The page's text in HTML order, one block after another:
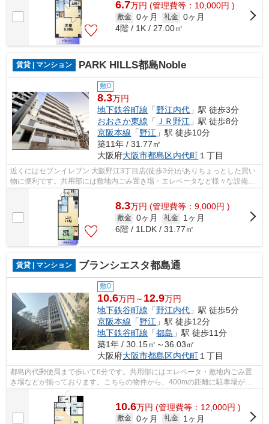
6.7万円 (管理費等：10,000円 )
敷金 0ヶ月 礼金 0ヶ月
4階 / 1K / 27.00㎡
賃貸 | マンション PARK HILLS都島Noble
敷0
8.3万円
地下鉄谷町線 「野江内代 」駅 徒歩3分
おおさか東線 「 ＪＲ野江 」駅 徒歩8分
京阪本線 「野江 」駅 徒歩10分
築11年 / 31.77㎡
大阪府大阪市都島区内代町 １丁目
近くにはセブンイレブン 大阪野江3丁目店(徒歩3分)がありちょっとした買い
物に便利です。共用部には敷地内ごみ置き場・エレベータなど様々な設備や
サービスが揃っているので便利です。...
8.3万円 (管理費等：9,000円 )
敷金 0ヶ月 礼金
1ヶ月
6階 / 1LDK / 31.77㎡
賃貸 | マンション ブランシエスタ都島通
敷0
10.6万円～ 12.9万円
地下鉄谷町線 「野江内代 」駅 徒歩5分
京阪本線 「野江 」駅 徒歩12分
地下鉄谷町線 「都島 」駅 徒歩11分
築1年 / 30.15㎡～36.03㎡
大阪府大阪市都島区内代町１丁目
都島内代郵便局まで歩いて6分です。共用部にはエレベータ・敷地内ごみ置
き場などが揃っております。こちらの物件から、400mの距離に駐車場があ
ります。2駅利用可能な利便性の高いマン...
10.6万円 (管理費等：12,000円 )
敷金 0ヶ月 礼金
1ヶ月